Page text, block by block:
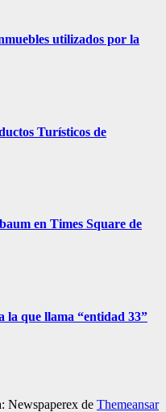
utilizados por la
Turísticos de
en Times Square de
la que llama “entidad 33”
Newspaperex de Themeansar